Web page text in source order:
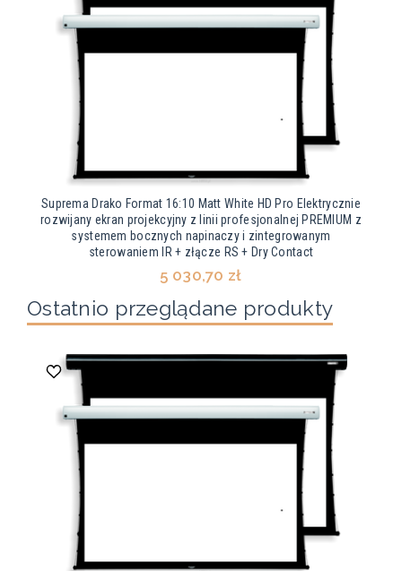
Suprema Drako Format 16:10 Matt White HD Pro Elektrycznie
rozwijany ekran projekcyjny z linii profesjonalnej PREMIUM z
systemem bocznych napinaczy i zintegrowanym
sterowaniem IR + złącze RS + Dry Contact
5 030,70 zł
Ostatnio przeglądane produkty